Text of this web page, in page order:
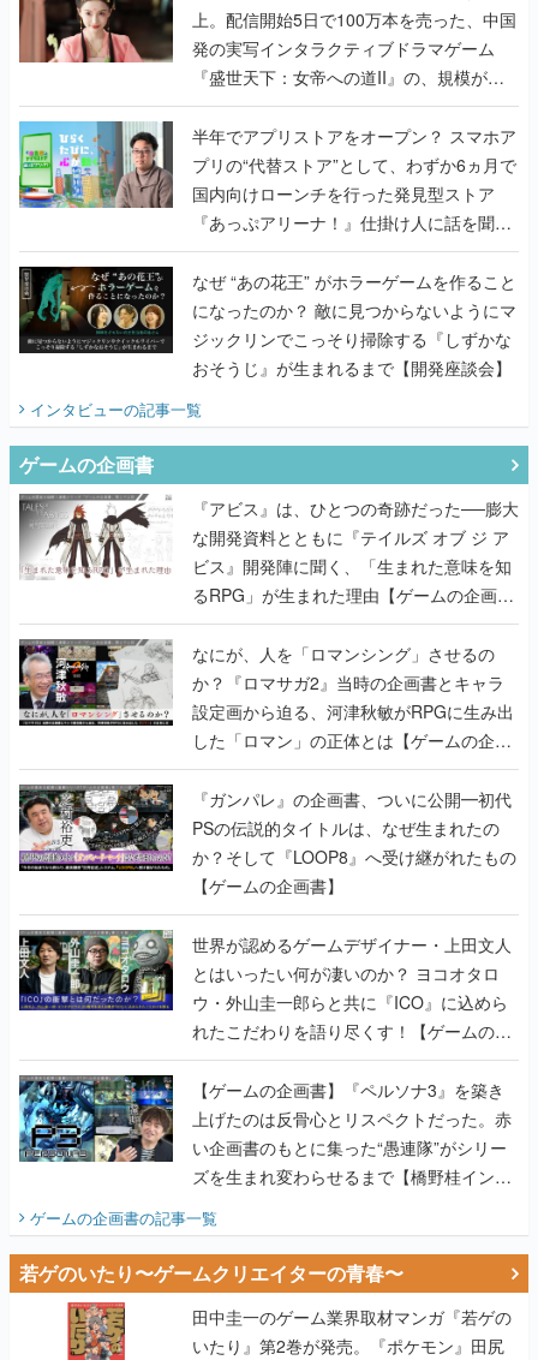
上。配信開始5日で100万本を売った、中国
発の実写インタラクティブドラマゲーム
『盛世天下：女帝への道II』の、規模が違
うこだわりをプロデューサーに聞いた
半年でアプリストアをオープン？ スマホア
プリの“代替ストア”として、わずか6ヵ月で
国内向けローンチを行った発見型ストア
『あっぷアリーナ！』仕掛け人に話を聞い
てみた
なぜ “あの花王” がホラーゲームを作ること
になったのか？ 敵に見つからないようにマ
ジックリンでこっそり掃除する『しずかな
おそうじ』が生まれるまで【開発座談会】
インタビューの記事一覧
ゲームの企画書
『アビス』は、ひとつの奇跡だった──膨大
な開発資料とともに『テイルズ オブ ジ ア
ビス』開発陣に聞く、「生まれた意味を知
るRPG」が生まれた理由【ゲームの企画
書】
なにが、人を「ロマンシング」させるの
か？『ロマサガ2』当時の企画書とキャラ
設定画から迫る、河津秋敏がRPGに生み出
した「ロマン」の正体とは【ゲームの企画
書】
『ガンパレ』の企画書、ついに公開━初代
PSの伝説的タイトルは、なぜ生まれたの
か？そして『LOOP8』へ受け継がれたもの
【ゲームの企画書】
世界が認めるゲームデザイナー・上田文人
とはいったい何が凄いのか？ ヨコオタロ
ウ・外山圭一郎らと共に『ICO』に込めら
れたこだわりを語り尽くす！【ゲームの企
画書】
【ゲームの企画書】『ペルソナ3』を築き
上げたのは反骨心とリスペクトだった。赤
い企画書のもとに集った“愚連隊”がシリー
ズを生まれ変わらせるまで【橋野桂インタ
ゲームの企画書の記事一覧
若ゲのいたり〜ゲームクリエイターの青春〜
田中圭一のゲーム業界取材マンガ『若ゲの
いたり』第2巻が発売。『ポケモン』田尻